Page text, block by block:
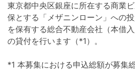
東京都中央区銀座に所在する商業
保とする「メザニンローン」への
を保有する総合不動産会社（本借
の貸付を行います（*1）。
*1 本募集における申込総額が募集